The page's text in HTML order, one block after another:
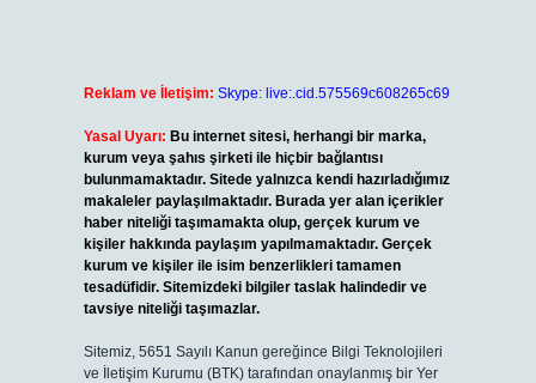
Reklam ve İletişim: Skype: live:.cid.575569c608265c69
Yasal Uyarı: Bu internet sitesi, herhangi bir marka,
kurum veya şahıs şirketi ile hiçbir bağlantısı
bulunmamaktadır. Sitede yalnızca kendi hazırladığımız
makaleler paylaşılmaktadır. Burada yer alan içerikler
haber niteliği taşımamakta olup, gerçek kurum ve
kişiler hakkında paylaşım yapılmamaktadır. Gerçek
kurum ve kişiler ile isim benzerlikleri tamamen
tesadüfidir. Sitemizdeki bilgiler taslak halindedir ve
tavsiye niteliği taşımazlar.
Sitemiz, 5651 Sayılı Kanun gereğince Bilgi Teknolojileri
ve İletişim Kurumu (BTK) tarafından onaylanmış bir Yer